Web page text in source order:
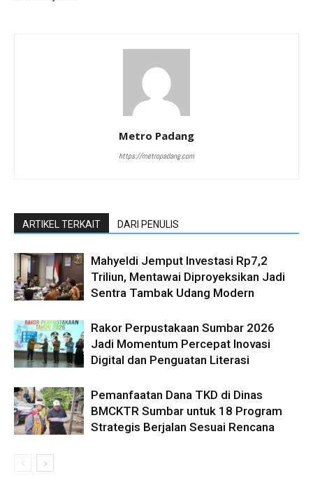
Metro Padang
https://metropadang.com
ARTIKEL TERKAIT DARI PENULIS
Mahyeldi Jemput Investasi Rp7,2
Triliun, Mentawai Diproyeksikan Jadi
Sentra Tambak Udang Modern
Rakor Perpustakaan Sumbar 2026
Jadi Momentum Percepat Inovasi
Digital dan Penguatan Literasi
Pemanfaatan Dana TKD di Dinas
BMCKTR Sumbar untuk 18 Program
Strategis Berjalan Sesuai Rencana